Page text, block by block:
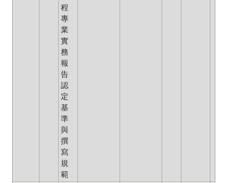
程
專
業
實
務
報
告
認
定
基
準
與
撰
寫
規
範